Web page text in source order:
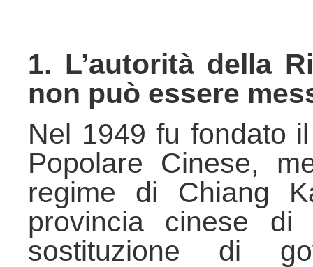
1. L’autorità della
non può essere
Nel 1949 fu fondato
Popolare Cinese,
regime di Chiang
provincia cinese
sostituzione di